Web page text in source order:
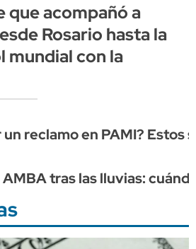
que acompañó a
Rosario hasta la
mundial con la
reclamo en PAMI?
tras las lluvias: